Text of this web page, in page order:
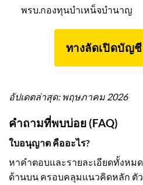
พรบ.กองทุนบำเหน็จบำนาญ
ทางลัดเปิดบัญชี
อัปเดตล่าสุด: พฤษภาคม 2026
คำถามที่พบบ่อย (FAQ)
ใบอนุญาต คืออะไร?
หาคำตอบและรายละเอียดทั้งหม
ด้านบน ครอบคลุมแนวคิดหลัก ตั